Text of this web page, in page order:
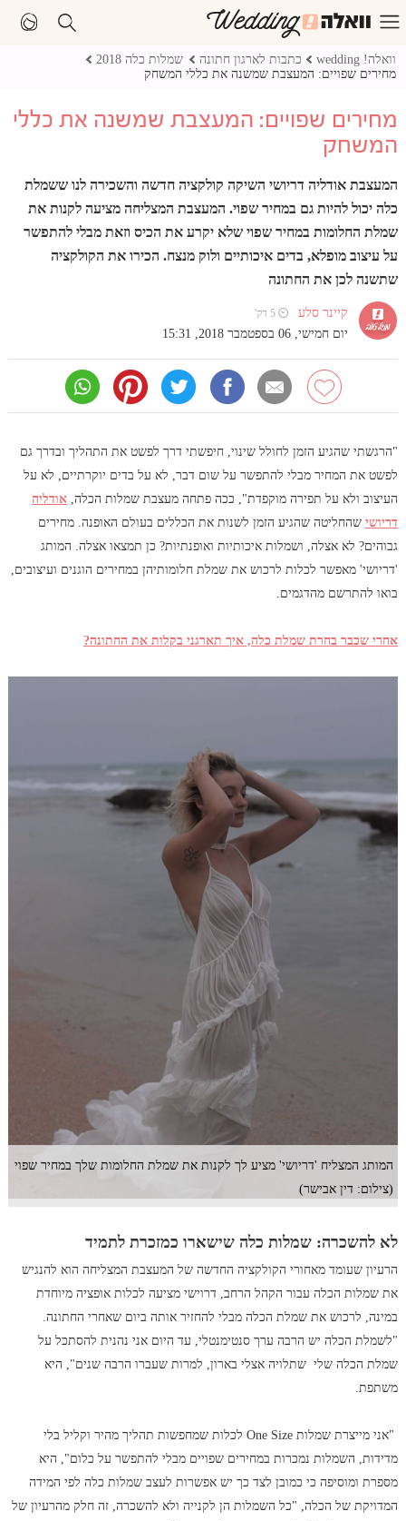
וואלה! wedding כתבות לארגון חתונה
שמלות כלה 2018
מחירים שפויים: המעצבת שמשנה את כללי המשחק
מחירים שפויים: המעצבת שמשנה את כללי
המשחק
המעצבת אודליה דריושי השיקה קולקציה חדשה והשכירה לנו ששמלת
כלה יכול להיות גם במחיר שפוי. המעצבת המצליחה מציעה לקנות את
שמלת החלומות במחיר שפוי שלא יקרע את הכיס וזאת מבלי להתפשר
על עיצוב מופלא, בדים איכותיים ולוק מנצח. הכירו את הקולקציה
שתשנה לכן את החתונה
קיינר סלע ⏲ 5 דק'
יום חמישי, 06 בספטמבר 2018, 15:31
"הרגשתי שהגיע הזמן לחולל שינוי, חיפשתי דרך לפשט את התהליך ובדרך גם
לפשט את המחיר מבלי להתפשר על שום דבר, לא על בדים יוקרתיים, לא על
העיצוב ולא על תפירה מוקפדת", ככה פתחה מעצבת שמלות הכלה, אודליה
דריושישהחליטה שהגיע הזמן לשנות את הכללים בעולם האופנה. מחירים
גבוהים? לא אצלה, ושמלות איכותיות ואופנתיות? כן תמצאו אצלה. המותג
'דריושי' מאפשר לכלות לרכוש את שמלת חלומותיהן במחירים הוגנים ועיצובים,
בואו להתרשם מהדגמים.
אחרי שכבר בחרת שמלת כלה, איך תארגני בקלות את החתונה?
המותג המצליח 'דריושי' מציע לך לקנות את שמלת החלומות שלך במחיר שפוי
(צילום: דין אבישר)
לא להשכרה: שמלות כלה שישארו כמזכרת לתמיד
הרעיון שעומד מאחורי הקולקציה החדשה של המעצבת המצליחה הוא להנגיש
את שמלות הכלה עבור הקהל הרחב, דרוישי מציעה לכלות אופציה מיוחדת
במינה, לרכוש את שמלת הכלה מבלי להחזיר אותה ביום שאחרי החתונה.
"לשמלת הכלה יש הרבה ערך סנטימנטלי, עד היום אני נהנית להסתכל על
שמלת הכלה שלי שתלויה אצלי בארון, למרות שעברו הרבה שנים", היא
משתפת.
"אני מייצרת שמלות One Size לכלות שמחפשות תהליך מהיר וקליל בלי
מדידות, השמלות נמכרות במחירים שפויים מבלי להתפשר על כלום", היא
מספרת ומוסיפה כי כמובן לצד כך יש אפשרות לעצב שמלות כלה לפי המידה
המדויקת של הכלה, "כל השמלות הן לקנייה ולא להשכרה, זה חלק מהרעיון של